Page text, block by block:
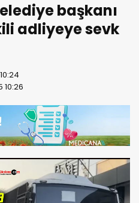
başkanı
adliyeye sevk
10:26